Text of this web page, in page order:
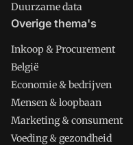
Duurzame data
Overige thema's
Inkoop & Procurement
België
Economie & bedrijven
Mensen & loopbaan
Marketing & consument
Voeding & gezondheid